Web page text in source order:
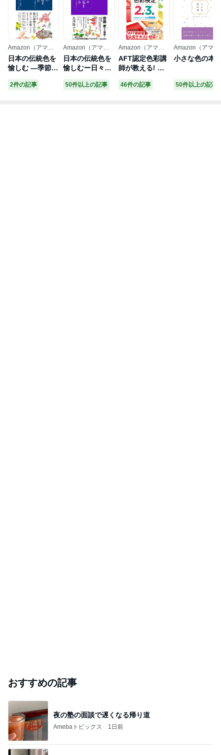
Amazon（アマゾ
ン）
日本の伝統色を
愉しむ ―季節の
―
2件の記事
Amazon（アマゾ
ン）
日本の伝統色を
愉しむー日々の
りをー
50件以上の記事
Amazon（アマゾ
ン）
AFT認定色彩講
師が教える! 色
分野別ポイント
46件の記事
Amazon（アマゾ
ン）
小さな色の本
50件以上の記事
おすすめの記事
夜の塾の面談で遅くなる帰り道
Amebaトピックス 1日前